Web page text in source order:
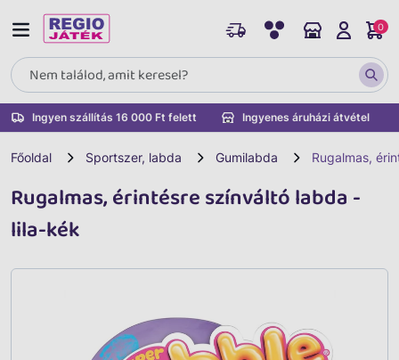
Ingyen szállítás 16 000 Ft felett Ingyenes áruházi átvétel
0
Főoldal Sportszer, labda Gumilabda Rugalmas,
Rugalmas, érintésre színváltó labda -
lila-kék